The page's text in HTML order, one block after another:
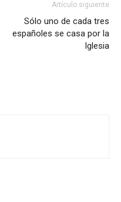
Artículo siguiente
Sólo uno de cada tres
españoles se casa por la
Iglesia